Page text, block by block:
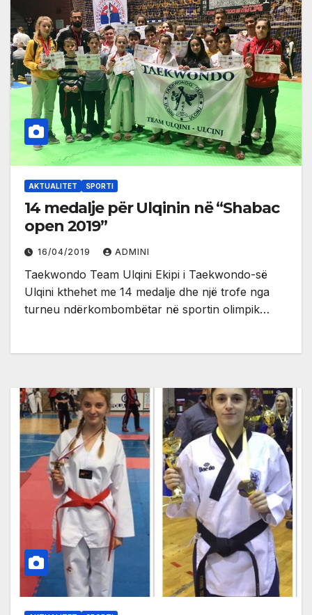
AKTUALITET SPORTI
14 medalje për Ulqinin në “Shabac
open 2019”
16/04/2019 ADMINI
Taekwondo Team Ulqini Ekipi i Taekwondo-së
Ulqini kthehet me 14 medalje dhe një trofe nga
turneu ndërkombombëtar në sportin olimpik…